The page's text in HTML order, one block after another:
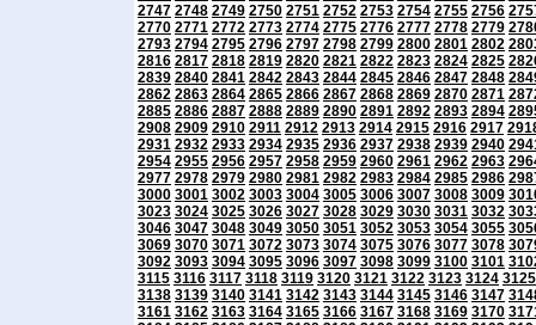
2747 2748 2749 2750 2751 2752 2753 2754 2755 2756
2770 2771 2772 2773 2774 2775 2776 2777 2778 2779
2793 2794 2795 2796 2797 2798 2799 2800 2801 2802
2816 2817 2818 2819 2820 2821 2822 2823 2824 2825
2839 2840 2841 2842 2843 2844 2845 2846 2847 2848
2862 2863 2864 2865 2866 2867 2868 2869 2870 2871
2885 2886 2887 2888 2889 2890 2891 2892 2893 2894
2908 2909 2910 2911 2912 2913 2914 2915 2916 2917
2931 2932 2933 2934 2935 2936 2937 2938 2939 2940
2954 2955 2956 2957 2958 2959 2960 2961 2962 2963
2977 2978 2979 2980 2981 2982 2983 2984 2985 2986
3000 3001 3002 3003 3004 3005 3006 3007 3008 3009
3023 3024 3025 3026 3027 3028 3029 3030 3031 3032
3046 3047 3048 3049 3050 3051 3052 3053 3054 3055
3069 3070 3071 3072 3073 3074 3075 3076 3077 3078
3092 3093 3094 3095 3096 3097 3098 3099 3100 3101
3115 3116 3117 3118 3119 3120 3121 3122 3123 3124 3125
3138 3139 3140 3141 3142 3143 3144 3145 3146 3147
3161 3162 3163 3164 3165 3166 3167 3168 3169 3170